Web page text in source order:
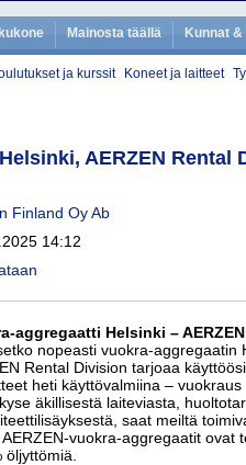
Mainosta täällä Kunnat
ja kurssit Koneet ja laitteet
AERZEN
Finland Oy Ab
14:12
aggregaatti Helsinki –
nopeasti vuokra-aggregaatin
Rental Division tarjoaa
heti käyttövalmiina –
äkillisestä laiteviasta,
saat meiltä
AERZEN-vuokra-aggregaatit ovat
öljyttömiä.